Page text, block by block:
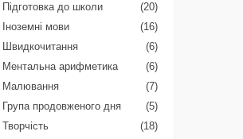
Підготовка до школи
(20)
Іноземні мови
(16)
Швидкочитання
(6)
Ментальна арифметика
(6)
Малювання
(7)
Група продовженого дня
(5)
Творчість
(18)